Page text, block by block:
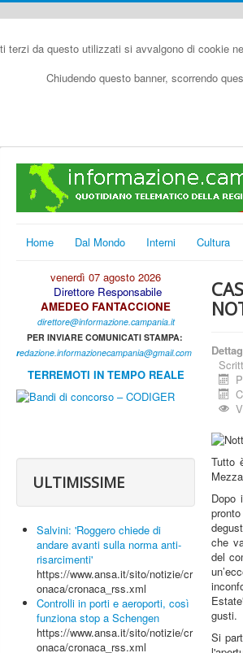
terzi da questo utilizzati si avvalgono di cookie
Chiudendo questo banner, scorrendo
Home Dal Mondo Interni Cultura
venerdì 07 agosto 2026
Direttore Responsabile
AMEDEO FANTACCIONE
direttore@informazione.campania.it
PER INVIARE COMUNICATI STAMPA:
redazione.informazionecampania@gmail.com
TERREMOTI IN TEMPO REALE
ULTIMISSIME
Salvini: 'Roggero chiede di
andare avanti sulla norma anti-
risarcimenti'
https://www.ansa.it/sito/notizie/cr
onaca/cronaca_rss.xml
Controlli in porti e aeroporti, così
funziona stop a Schengen
https://www.ansa.it/sito/notizie/cr
onaca/cronaca_rss.xml
Tutto
Dopo
che
del
gusti.
Si